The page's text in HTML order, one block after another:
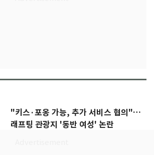
"키스·포옹 가능, 추가 서비스 협의"…
래프팅 관광지 '동반 여성' 논란